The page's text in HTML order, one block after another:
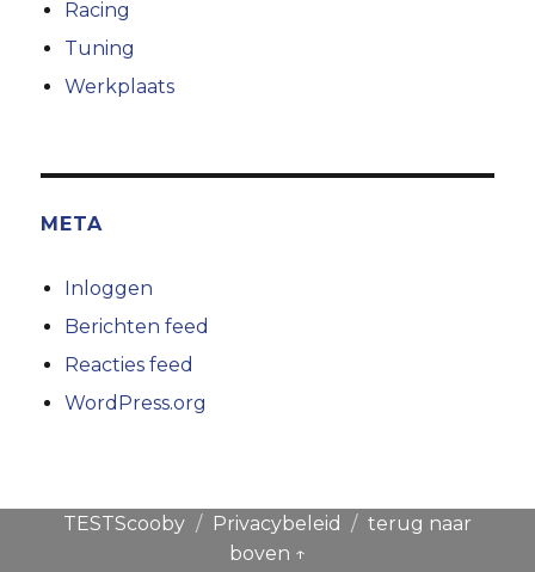
Racing
Tuning
Werkplaats
META
Inloggen
Berichten feed
Reacties feed
WordPress.org
TESTScooby Privacybeleid
terug naar
boven ↑